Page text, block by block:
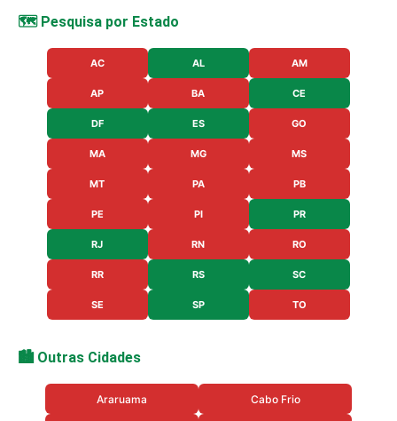
🗺️ Pesquisa por Estado
AC AL AM
AP BA CE
DF ES GO
MA MG MS
MT PA PB
PE PI PR
RJ RN RO
RR RS SC
SE SP TO
🏙️ Outras Cidades
Araruama Cabo Frio